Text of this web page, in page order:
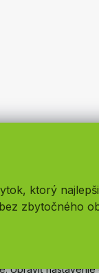
ktorý
zbytočného
Upraviť